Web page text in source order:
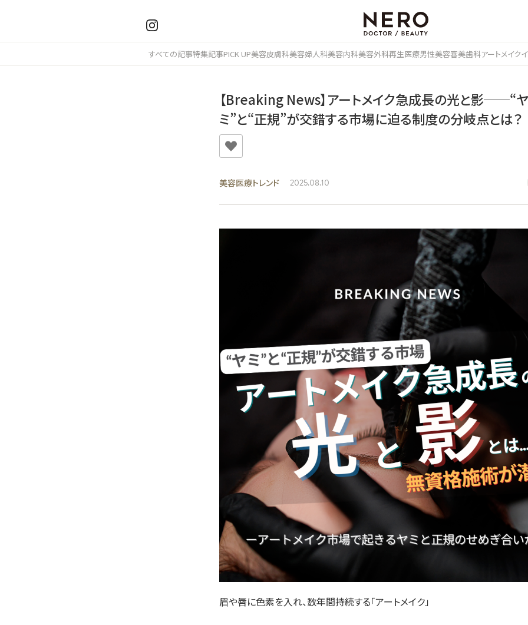
すべての記事特集記事PICK UP美容皮膚科美容婦人科美容内科美容外科再生医療男性美容審美歯科アートメイク
【Breaking News】アートメイク急成長の光と影──“ヤ
ミ”と“正規”が交錯する市場に迫る制度の分岐点とは？
美容医療トレンド 2025.08.10
眉や唇に色素を入れ、数年間持続する「アートメイク」